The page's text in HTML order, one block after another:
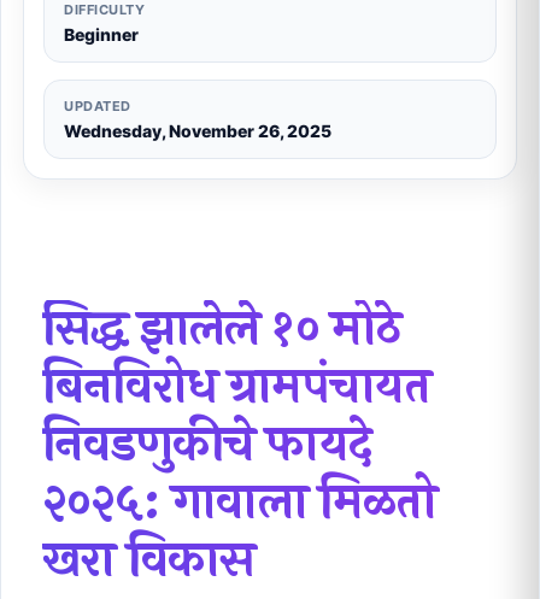
DIFFICULTY
Beginner
UPDATED
Wednesday, November 26, 2025
सिद्ध झालेले १० मोठे
बिनविरोध ग्रामपंचायत
निवडणुकीचे फायदे
२०२५: गावाला मिळतो
खरा विकास